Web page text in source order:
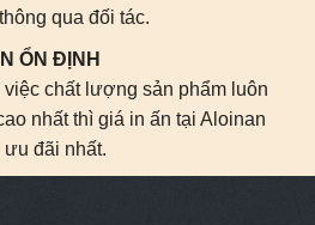
qua đối tác.
ỔN ĐỊNH
chất lượng sản phẩm luôn
nhất thì giá in ấn tại Aloinan
ưu đãi nhất.